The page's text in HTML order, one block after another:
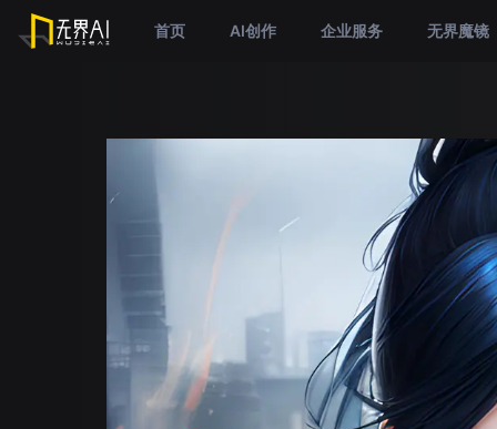
首页 AI创作 企业服务 无界魔镜